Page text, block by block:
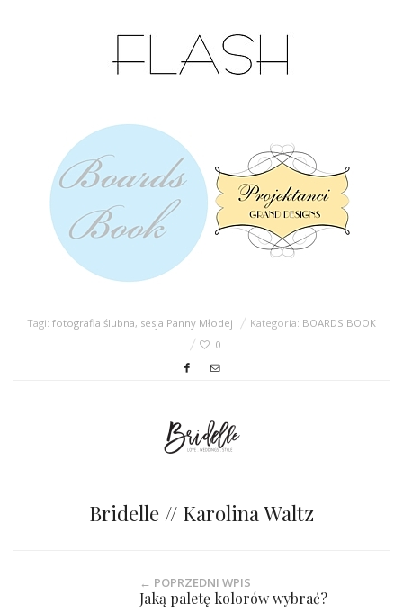
Tagi: fotografia ślubna, sesja Panny Młodej Kategoria: BOARDS BOOK
0
Bridelle // Karolina Waltz
← POPRZEDNI WPIS
Jaką paletę kolorów wybrać?